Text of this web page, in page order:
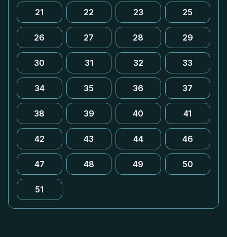
21 22 23 25
26 27 28 29
30 31 32 33
34 35 36 37
38 39 40 41
42 43 44 46
47 48 49 50
51